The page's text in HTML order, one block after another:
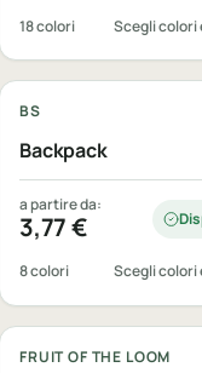
18 colori Scegli colori
BS
Backpack
a partire da:
3,77€
8 colori Scegli colori
FRUIT OF THE LOOM